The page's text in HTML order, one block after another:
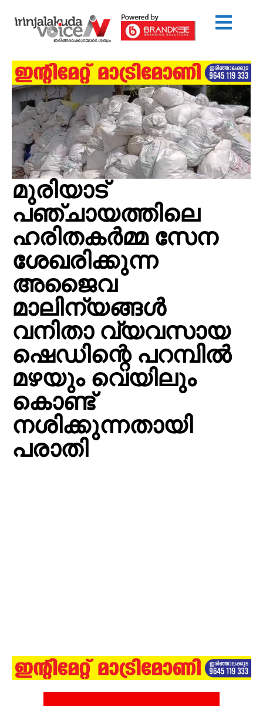
മുരിയാട്
പഞ്ചായത്തിലെ
ഹരിതകര്‍മ്മ സേന
ശേഖരിക്കുന്ന
അജൈവ
മാലിന്യങ്ങള്‍
വനിതാ വ്യവസായ
ഷെഡിന്റെ പറമ്പില്‍
മഴയും വെയിലും
കൊണ്ട്
നശിക്കുന്നതായി
പരാതി